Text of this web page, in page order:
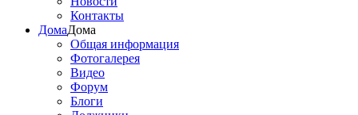
Контакты
ДомаДома
Общая информация
Фотогалерея
Видео
Форум
Блоги